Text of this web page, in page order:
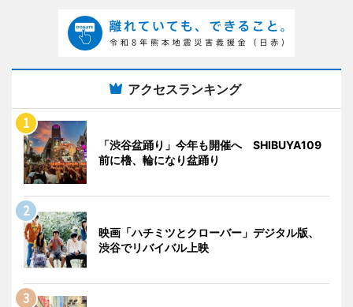
アクセスランキング
「渋谷盆踊り」今年も開催へ SHIBUYA109
前に櫓、輪になり盆踊り
映画「ハチミツとクローバー」デジタル版、
渋谷でリバイバル上映